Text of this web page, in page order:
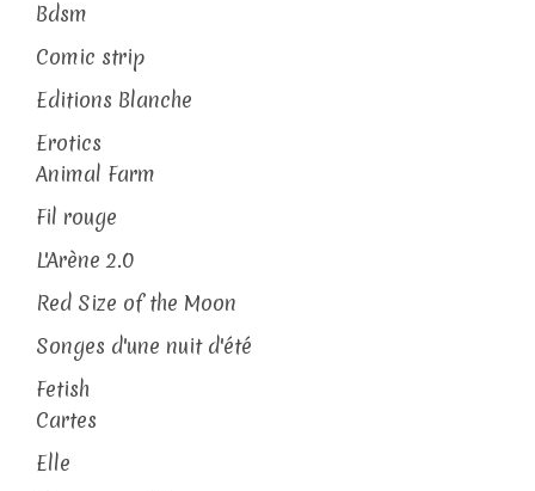
Bdsm
Comic strip
Editions Blanche
Erotics
Animal Farm
Fil rouge
L'Arène 2.0
Red Size of the Moon
Songes d'une nuit d'été
Fetish
Cartes
Elle